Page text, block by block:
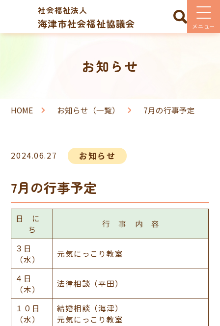
社会福祉法人
海津市社会福祉協議会
お知らせ
HOME お知らせ（一覧） 7月の行事予定
2024.06.27 お知らせ
7月の行事予定
日 に
ち
行 事 内 容
３日
（水）
元気にっこり教室
４日
（木）
法律相談（平田）
１０日
（水）
結婚相談（海津）
元気にっこり教室